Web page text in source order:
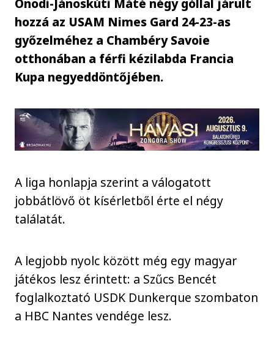
hozzá az USAM Nimes Gard 24-23-as
győzelméhez a Chambéry Savoie
otthonában a férfi kézilabda Francia
Kupa negyeddöntőjében.
A liga honlapja szerint a válogatott
jobbátlövő öt kísérletből érte el négy
találatát.
A legjobb nyolc között még egy magyar
játékos lesz érintett: a Szűcs Bencét
foglalkoztató USDK Dunkerque szombaton
a HBC Nantes vendége lesz.